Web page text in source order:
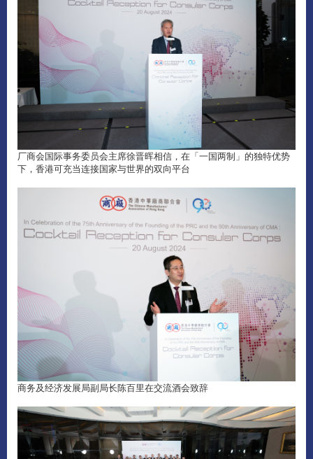
厂商会国际事务委员会主席徐晋晖相信，在「一国两制」的独特优势
下，香港可充当连接国家与世界的双向平台
商务及经济发展局副局长陈百里在交流酒会致辞